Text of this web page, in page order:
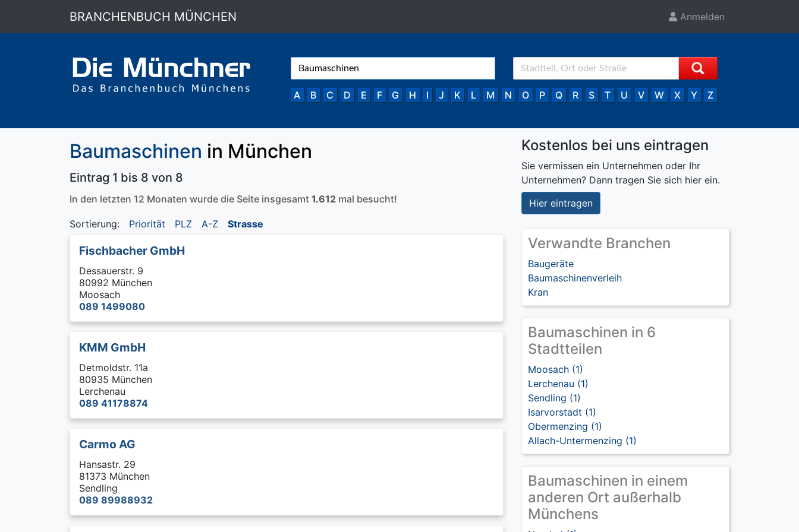
BRANCHENBUCH MÜNCHEN Anmelden
A B C D E F G H I J K L M N O P Q R S T U V W X Y Z
Baumaschinen in München
Eintrag 1 bis 8 von 8
In den letzten 12 Monaten wurde die Seite insgesamt 1.612 mal besucht!
Sortierung: Priorität PLZ A-Z Strasse
Fischbacher GmbH
Dessauerstr. 9
80992 München
Moosach
089 1499080
KMM GmbH
Detmoldstr. 11a
80935 München
Lerchenau
089 41178874
Carmo AG
Hansastr. 29
81373 München
Sendling
089 89988932
Kostenlos bei uns eintragen
Sie vermissen ein Unternehmen oder Ihr
Unternehmen? Dann tragen Sie sich hier ein.
Hier eintragen
Verwandte Branchen
Baugeräte
Baumaschinenverleih
Kran
Baumaschinen in 6
Stadtteilen
Moosach (1)
Lerchenau (1)
Sendling (1)
Isarvorstadt (1)
Obermenzing (1)
Allach-Untermenzing (1)
Baumaschinen in einem
anderen Ort außerhalb
Münchens